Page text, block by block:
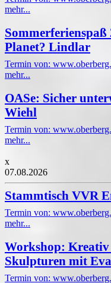
mehr...
Planet? Lindlar
Termin von:
mehr...
OASe: Sicher
Wiehl
Termin von:
mehr...
x
07.08.2026
Stammtisch VVR
Termin von:
mehr...
Workshop: Kreativ
Skulpturen mit
Termin von: